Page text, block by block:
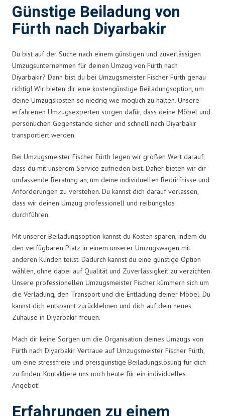
Günstige Beiladung von
Fürth nach Diyarbakir
Du bist auf der Suche nach einem günstigen und zuverlässigen
Umzugsunternehmen für deinen Umzug von Fürth nach
Diyarbakir? Dann bist du bei Umzugsmeister Fischer Fürth genau
richtig! Wir bieten dir eine kostengünstige Beiladungsoption, um
deine Umzugskosten so niedrig wie möglich zu halten. Unsere
erfahrenen Umzugsexperten sorgen dafür, dass deine Möbel und
persönlichen Gegenstände sicher und schnell nach Diyarbakir
transportiert werden.
Bei Umzugsmeister Fischer Fürth legen wir großen Wert darauf,
dass du mit unserem Service zufrieden bist. Daher bieten wir dir
umfassende Beratung an, um deine individuellen Bedürfnisse und
Anforderungen zu verstehen. Du kannst dich darauf verlassen,
dass wir deinen Umzug professionell und reibungslos
durchführen.
Mit unserer Beiladungsoption kannst du Kosten sparen, indem du
den verfügbaren Platz in einem unserer Umzugswagen mit
anderen Kunden teilst. Dadurch kannst du eine günstige Option
wählen, ohne dabei auf Qualität und Zuverlässigkeit zu verzichten.
Unsere professionellen Umzugsmeister Fischer kümmern sich um
die Verladung, den Transport und die Entladung deiner Möbel. Du
kannst dich entspannt zurücklehnen und dich auf dein neues
Zuhause in Diyarbakir freuen.
Mach dir keine Sorgen um die Organisation deines Umzugs von
Fürth nach Diyarbakir. Vertraue auf Umzugsmeister Fischer Fürth,
um eine stressfreie und preisgünstige Beiladungslösung für dich
zu finden. Kontaktiere uns noch heute für ein individuelles
Angebot!